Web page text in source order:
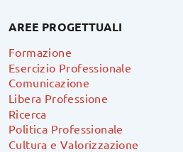
AREE PROGETTUALI
Formazione
Esercizio Professionale
Comunicazione
Libera Professione
Ricerca
Politica Professionale
Cultura e Valorizzazione